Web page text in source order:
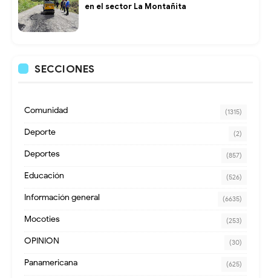
en el sector La Montañita
SECCIONES
Comunidad (1315)
Deporte (2)
Deportes (857)
Educación (526)
Información general (6635)
Mocoties (253)
OPINION (30)
Panamericana (625)